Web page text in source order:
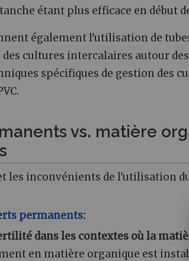
étant plus efficace en début
également l'utilisation de
cultures intercalaires autour
spécifiques de gestion des
vs. matière
les inconvénients de l'utilisation
permanents:
dans les contextes où la
en matière organique est